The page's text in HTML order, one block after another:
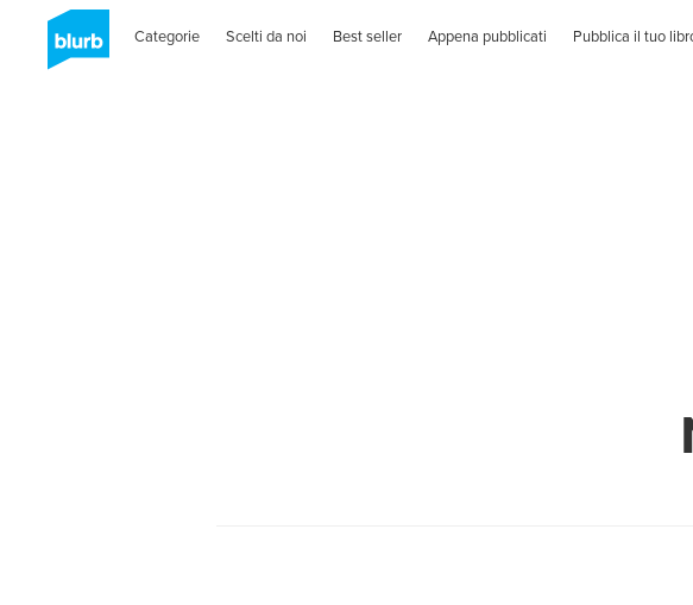
Categorie Scelti da noi Best seller Appena pubblicati Pubblica il tuo